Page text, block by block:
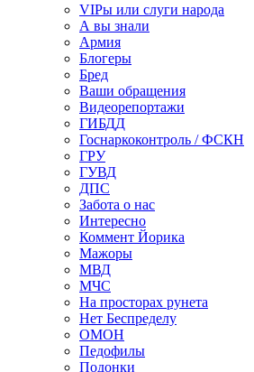
VIPы или слуги народа
А вы знали
Армия
Блогеры
Бред
Ваши обращения
Видеорепортажи
ГИБДД
Госнаркоконтроль / ФСКН
ГРУ
ГУВД
ДПС
Забота о нас
Интересно
Коммент Йорика
Мажоры
МВД
МЧС
На просторах рунета
Нет Беспределу
ОМОН
Педофилы
Подонки